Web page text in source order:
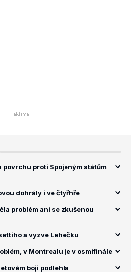
povrchu proti Spojeným státům
dohrály i ve čtyřhře
problém ani se zkušenou
a vyzve Lehečku
v Montrealu je v osmifinále
boji podlehla